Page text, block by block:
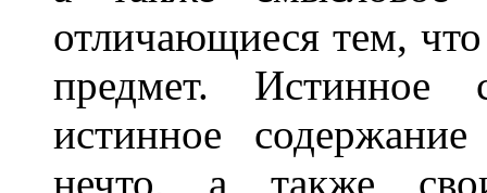
отличающиеся тем,
предмет. Истинное
истинное
нечто, а также